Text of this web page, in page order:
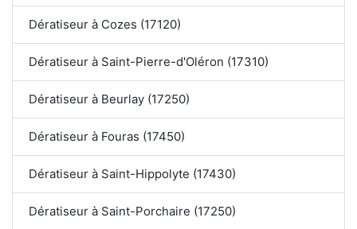
Dératiseur à Cozes (17120)
Dératiseur à Saint-Pierre-d'Oléron (17310)
Dératiseur à Beurlay (17250)
Dératiseur à Fouras (17450)
Dératiseur à Saint-Hippolyte (17430)
Dératiseur à Saint-Porchaire (17250)